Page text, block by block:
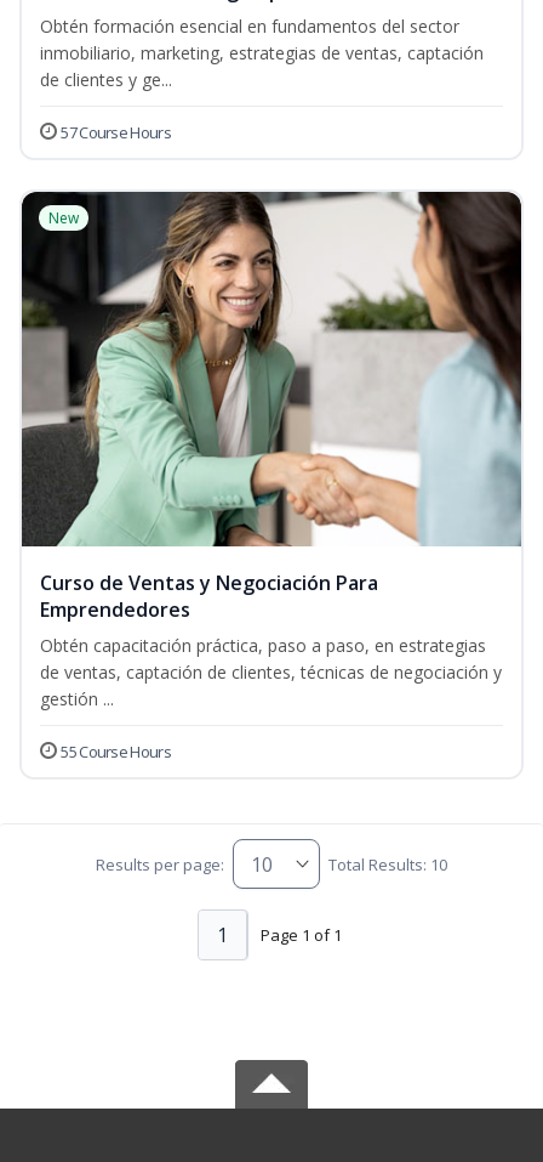
Obtén formación esencial en fundamentos del sector
inmobiliario, marketing, estrategias de ventas, captación
de clientes y ge...
57 Course Hours
New
Curso de Ventas y Negociación Para
Emprendedores
Obtén capacitación práctica, paso a paso, en estrategias
de ventas, captación de clientes, técnicas de negociación y
gestión ...
55 Course Hours
Results per page: Total Results: 10
Page 1 of 1
1